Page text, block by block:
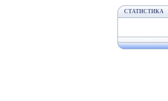
СТАТИСТИКА